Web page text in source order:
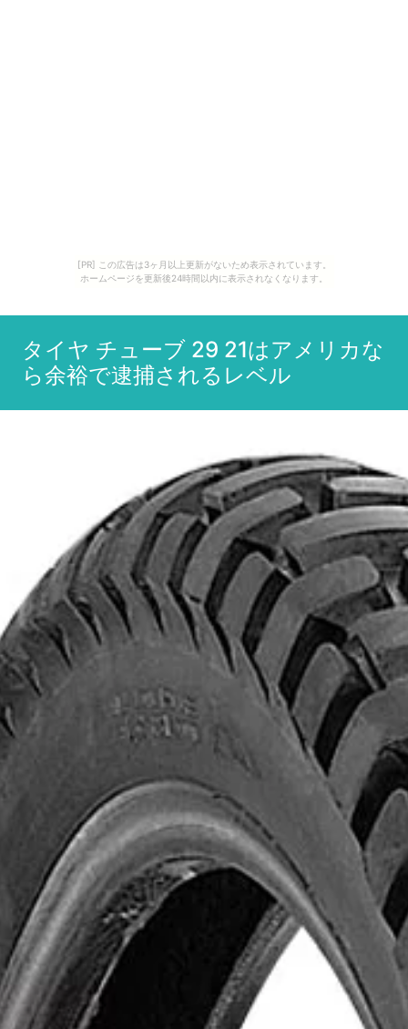
[PR] この広告は3ヶ月以上更新がないため表示されています。
ホームページを更新後24時間以内に表示されなくなります。
タイヤ チューブ 29 21はアメリカな
ら余裕で逮捕されるレベル